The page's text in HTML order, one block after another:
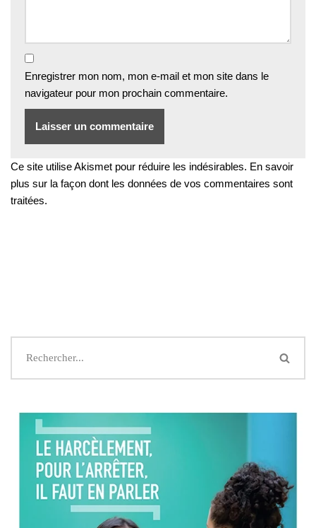
Enregistrer mon nom, mon e-mail et mon site dans le
navigateur pour mon prochain commentaire.
Ce site utilise Akismet pour réduire les indésirables. En savoir
plus sur la façon dont les données de vos commentaires sont
traitées.